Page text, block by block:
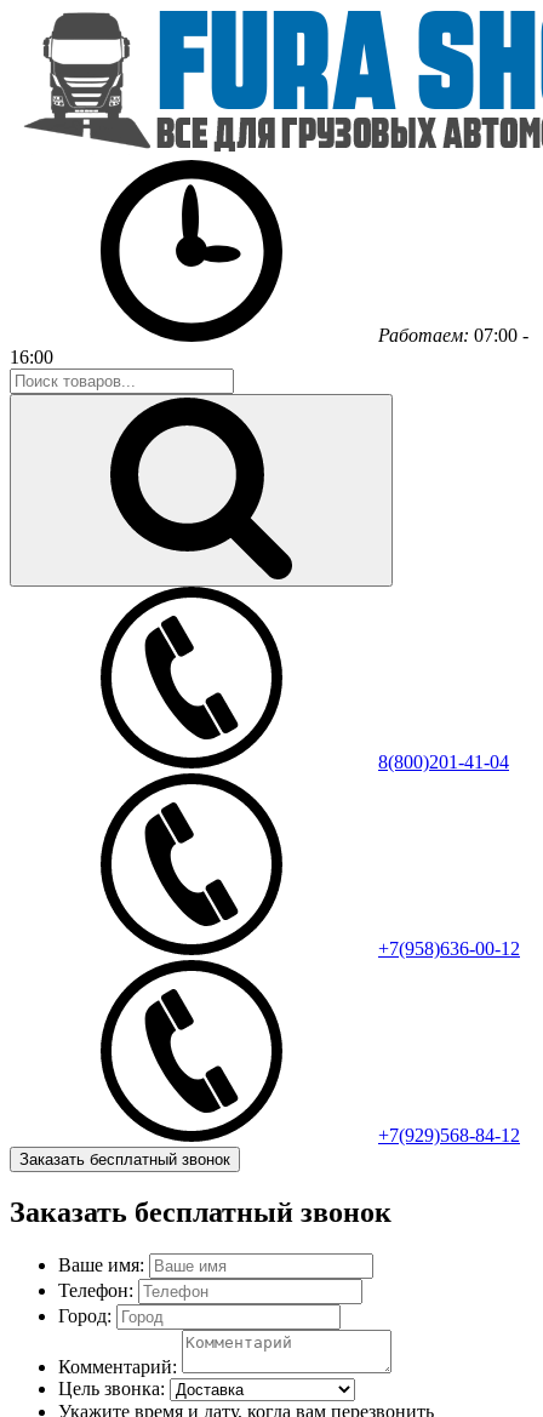
Работаем: 07:00 -
16:00
8(800)201-41-04
+7(958)636-00-12
+7(929)568-84-12
Заказать бесплатный звонок
Заказать бесплатный звонок
Ваше имя:
Телефон:
Город:
Комментарий:
Цель звонка:
Укажите время и дату, когда вам перезвонить